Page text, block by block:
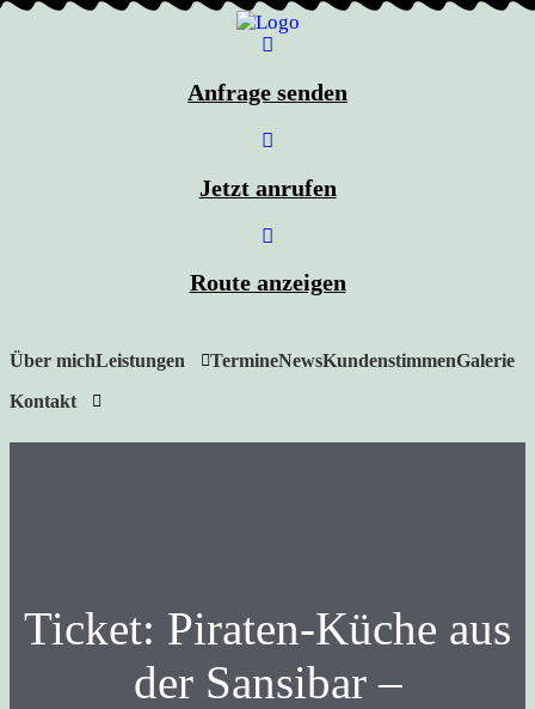
Anfrage senden
Jetzt anrufen
Route anzeigen
Über michLeistungen TermineNewsKundenstimmenGalerie
Kontakt
Ticket: Piraten-Küche aus
der Sansibar –